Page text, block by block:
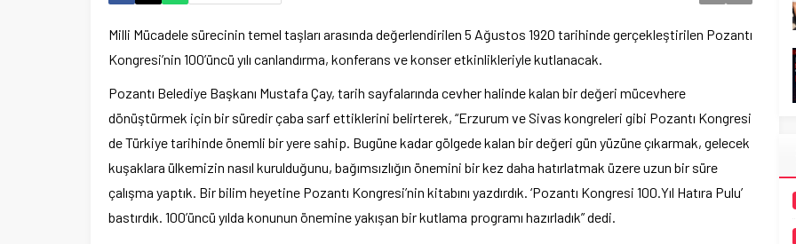
Milli Mücadele sürecinin temel taşları arasında değerlendirilen 5 Ağustos 1920 tarihinde gerçekleştirilen Pozantı
Kongresi’nin 100’üncü yılı canlandırma, konferans ve konser etkinlikleriyle kutlanacak.
Pozantı Belediye Başkanı Mustafa Çay, tarih sayfalarında cevher halinde kalan bir değeri mücevhere
dönüştürmek için bir süredir çaba sarf ettiklerini belirterek, “Erzurum ve Sivas kongreleri gibi Pozantı Kongresi
de Türkiye tarihinde önemli bir yere sahip. Bugüne kadar gölgede kalan bir değeri gün yüzüne çıkarmak, gelecek
kuşaklara ülkemizin nasıl kurulduğunu, bağımsızlığın önemini bir kez daha hatırlatmak üzere uzun bir süre
çalışma yaptık. Bir bilim heyetine Pozantı Kongresi’nin kitabını yazdırdık. ‘Pozantı Kongresi 100.Yıl Hatıra Pulu’
bastırdık. 100’üncü yılda konunun önemine yakışan bir kutlama programı hazırladık” dedi.